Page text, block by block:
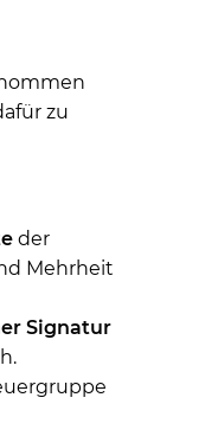
zu
der
Mehrheit
Signatur